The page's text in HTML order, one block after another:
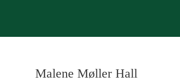
Malene Møller Hall